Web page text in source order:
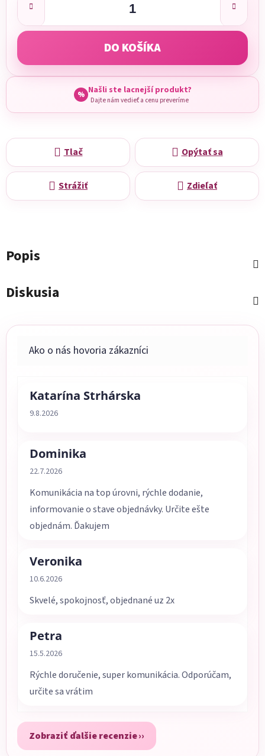
DO KOŠÍKA
% Našli ste lacnejší produkt?
Dajte nám vedieť a cenu preveríme
Tlač Opýtať sa
Strážiť Zdieľať
Popis
Diskusia
Katarína Strhárska
Hodnotenie obchodu je 5 z 5 hviezdičiek.
9.8.2026
Dominika
Hodnotenie obchodu je 5 z 5 hviezdičiek.
22.7.2026
Komunikácia na top úrovni, rýchle dodanie,
informovanie o stave objednávky. Určite ešte
objednám. Ďakujem
Veronika
Hodnotenie obchodu je 5 z 5 hviezdičiek.
10.6.2026
Skvelé, spokojnosť, objednané uz 2x
Petra
Hodnotenie obchodu je 5 z 5 hviezdičiek.
15.5.2026
Rýchle doručenie, super komunikácia. Odporúčam,
určite sa vrátim
Zobraziť ďalšie recenzie